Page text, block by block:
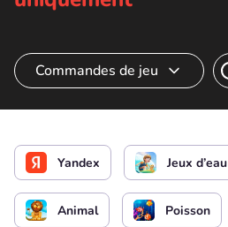
Commandes de jeu
Contrôler le poisson
Yandex Jeux d’eau
Animal Poisson